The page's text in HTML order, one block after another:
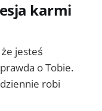
karmi
jesteś
o Tobie.
robi